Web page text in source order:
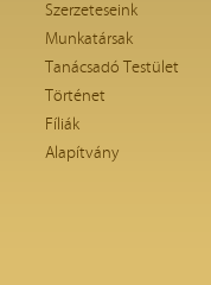
Szerzeteseink
Munkatársak
Tanácsadó Testület
Történet
Fíliák
Alapítvány